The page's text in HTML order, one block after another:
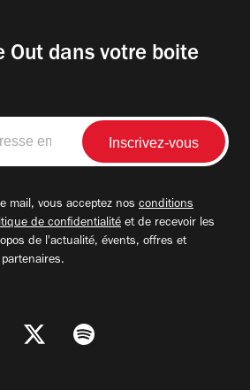
Out dans votre boite
mail, vous acceptez nos conditions
de confidentialité et de recevoir les
de l'actualité, évents, offres et